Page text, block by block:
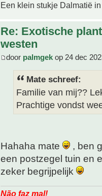
Een klein stukje Dalmatië
Re: Exotische
westen
door palmgek op 24 dec
Mate schreef:
Familie van mij??
Prachtige vondst
Hahaha mate
, ben
een postzegel tuin en
zeker begrijpelijk
Não faz mal!